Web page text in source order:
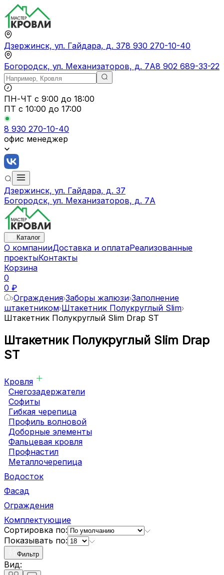
Дзержинск, ул. Гайдара, д. 378 930 270-10-40
Богородск, ул. Механизаторов, д. 7А8 902 689-33-22
ПН-ЧТ с 9:00 до 18:00
ПТ с 10:00 до 17:00
8 930 270-10-40
офис менеджер
Дзержинск, ул. Гайдара, д. 37
Богородск, ул. Механизаторов, д. 7А
Каталог
О компанииДоставка и оплатаРеализованные
проектыКонтакты
Корзина
0
0 ₽
Ограждения Заборы жалюзи Заполнение
штакетником Штакетник Полукруглый Slim
Штакетник Полукруглый Slim Drap ST
Штакетник Полукруглый Slim Drap
ST
Кровля
Снегозадержатели
Софиты
Гибкая черепица
Профиль волновой
Доборные элементы
Фальцевая кровля
Профнастил
Металлочерепица
Водосток
Фасад
Ограждения
Комплектующие
Сортировка по:
Показывать по:
Фильтр
Вид: